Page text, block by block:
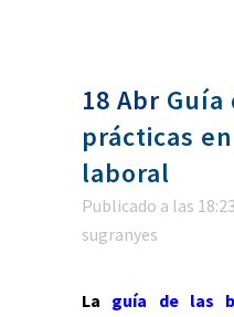
18 Abr Guía
prácticas
laboral
Publicado a las
sugranyes
La guía de las